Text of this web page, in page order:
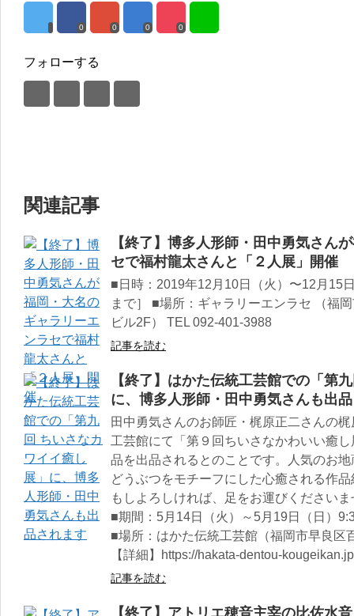
0 0 0 0
フォローする
関連記事
【終了】博多人形師・田中勇気さん
セで福村龍太さんと「２人展」開催
■日時：2019年12月10日（火）〜12月15
まで］ ■場所：ギャラリーエンラセ （福
ビル2F） TEL 092-401-3988
記事を読む
【終了】はかた伝統工芸館での「第
に、博多人形師・田中勇気さんも出
田中勇気さんのお師匠・梶原正二さんの
工芸館にて「第９回ちいさなかわいい癒
品を出品されるとのことです。人気のお
どうぶつをモチーフにした心癒される作
もしよろしければ、足をお運びくださいま
■期間：5月14日（火）～5月19日（日）
■場所：はかた伝統工芸館（福岡市早良
【詳細】https://hakata-dentou-kougeikan.jp
記事を読む